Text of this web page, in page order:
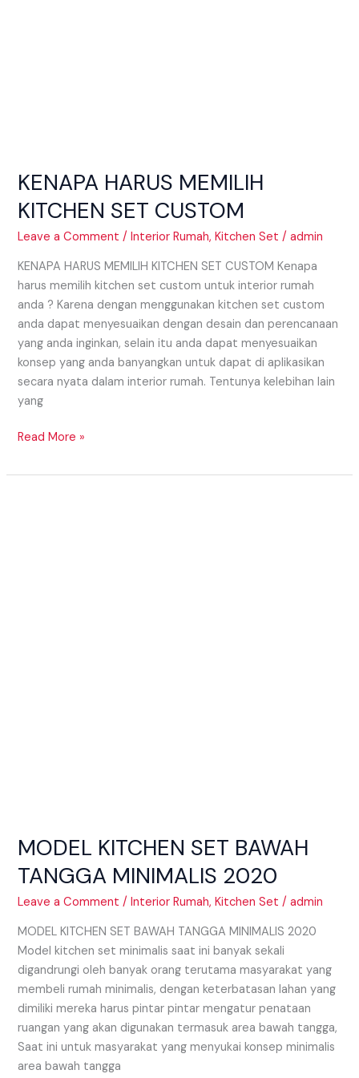
KENAPA HARUS MEMILIH
KITCHEN SET CUSTOM
Leave a Comment /Interior Rumah,Kitchen Set /admin
KENAPA HARUS MEMILIH KITCHEN SET CUSTOM Kenapa
harus memilih kitchen set custom untuk interior rumah
anda ? Karena dengan menggunakan kitchen set custom
anda dapat menyesuaikan dengan desain dan perencanaan
yang anda inginkan, selain itu anda dapat menyesuaikan
konsep yang anda banyangkan untuk dapat di aplikasikan
secara nyata dalam interior rumah. Tentunya kelebihan lain
yang
Read More »
MODEL KITCHEN SET BAWAH
TANGGA MINIMALIS 2020
Leave a Comment /Interior Rumah,Kitchen Set /admin
MODEL KITCHEN SET BAWAH TANGGA MINIMALIS 2020
Model kitchen set minimalis saat ini banyak sekali
digandrungi oleh banyak orang terutama masyarakat yang
membeli rumah minimalis, dengan keterbatasan lahan yang
dimiliki mereka harus pintar pintar mengatur penataan
ruangan yang akan digunakan termasuk area bawah tangga,
Saat ini untuk masyarakat yang menyukai konsep minimalis
area bawah tangga